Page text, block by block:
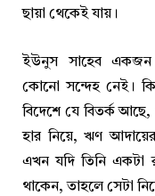
ছায়া থেকেই যায়।
ইউনুস সাহেব একজন
কোনো সন্দেহ নেই।
বিদেশে যে বিতর্ক
হার নিয়ে, ঋণ
এখন যদি তিনি একটা
থাকেন, তাহলে সেটা